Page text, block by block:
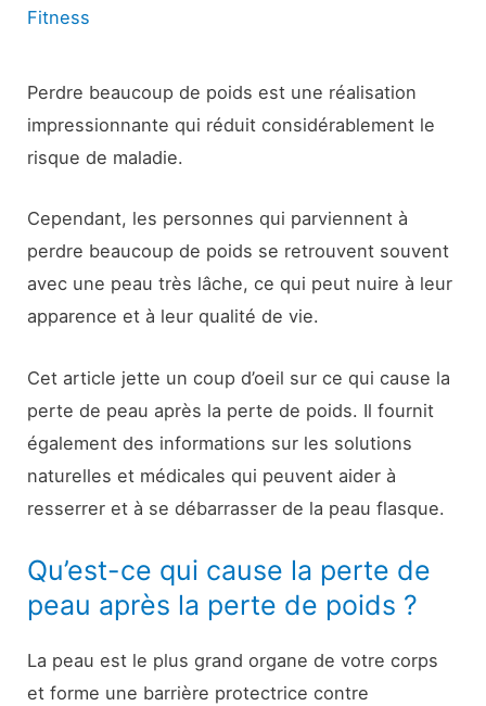
Fitness
Perdre beaucoup de poids est une réalisation
impressionnante qui réduit considérablement le
risque de maladie.
Cependant, les personnes qui parviennent à
perdre beaucoup de poids se retrouvent souvent
avec une peau très lâche, ce qui peut nuire à leur
apparence et à leur qualité de vie.
Cet article jette un coup d’oeil sur ce qui cause la
perte de peau après la perte de poids. Il fournit
également des informations sur les solutions
naturelles et médicales qui peuvent aider à
resserrer et à se débarrasser de la peau flasque.
Qu’est-ce qui cause la perte de
peau après la perte de poids ?
La peau est le plus grand organe de votre corps
et forme une barrière protectrice contre